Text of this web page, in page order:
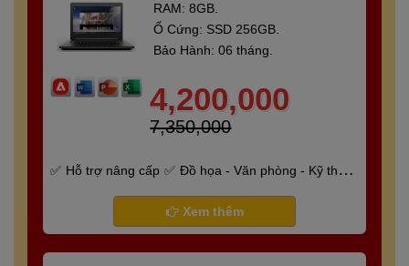
RAM: 8GB.
Ổ Cứng: SSD 256GB.
Bảo Hành: 06 tháng.
4,200,000
7,350,000
Hỗ trợ nâng cấp
Đồ họa - Văn phòng - Kỹ thuật
Bảo hành 6 tháng
Xem thêm